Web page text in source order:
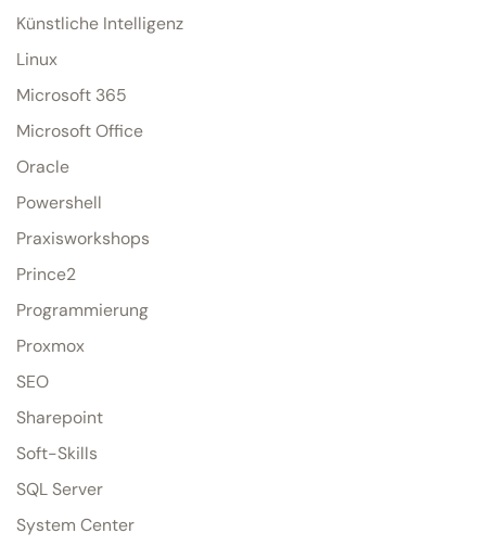
Künstliche Intelligenz
Linux
Microsoft 365
Microsoft Office
Oracle
Powershell
Praxisworkshops
Prince2
Programmierung
Proxmox
SEO
Sharepoint
Soft-Skills
SQL Server
System Center